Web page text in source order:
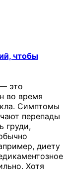
чтобы
это
во время
Симптомы
перепады
груди,
диету
Хотя